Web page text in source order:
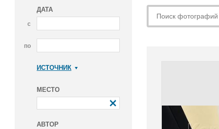
ДАТА
с
по
ИСТОЧНИК
МЕСТО
АВТОР